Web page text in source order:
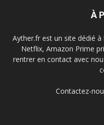
À
Ayther.fr est un site dédié
Netflix, Amazon Prime
rentrer en contact avec
Contactez-